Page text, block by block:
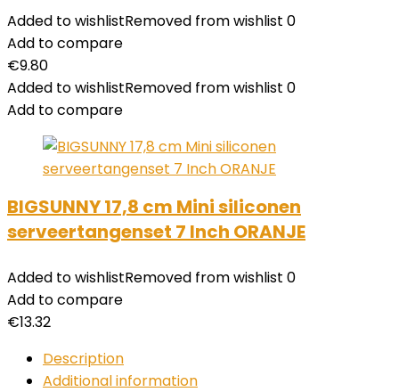
Added to wishlistRemoved from wishlist 0
Add to compare
€9.80
Added to wishlistRemoved from wishlist 0
Add to compare
BIGSUNNY 17,8 cm Mini siliconen
serveertangenset 7 Inch ORANJE
Added to wishlistRemoved from wishlist 0
Add to compare
€13.32
Description
Additional information